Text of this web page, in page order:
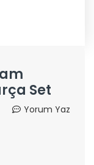
Set
Yorum Yaz